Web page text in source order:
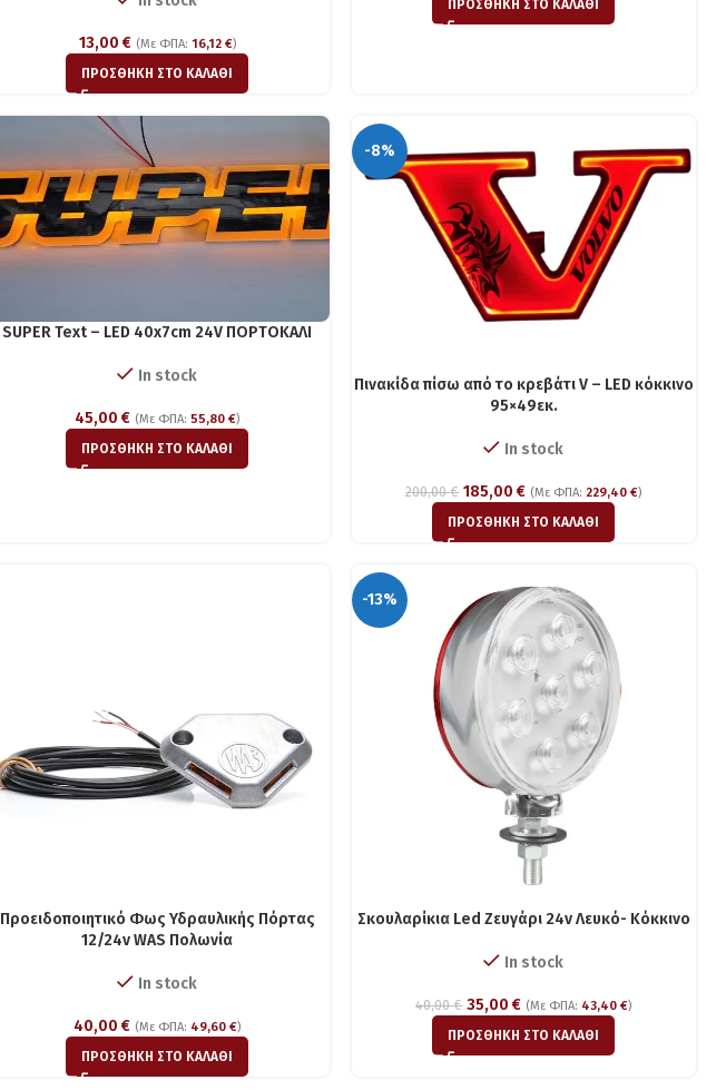
13,00 € (Με ΦΠΑ: 16,12 €)
ΠΡΟΣΘΉΚΗ ΣΤΟ ΚΑΛΆΘΙ
ΠΡΟΣΘΉΚΗ ΣΤΟ ΚΑΛΆΘΙ
SUPER Text – LED 40x7cm 24V ΠΟΡΤΟΚΑΛΙ
In stock
45,00€ (Με ΦΠΑ:55,80€)
ΠΡΟΣΘΉΚΗ ΣΤΟ ΚΑΛΆΘΙ
-8%
Πινακίδα πίσω από το κρεβάτι V – LED κόκκινο
95×49εκ.
In stock
200,00€ 185,00€ (Με ΦΠΑ: 229,40€)
ΠΡΟΣΘΉΚΗ ΣΤΟ ΚΑΛΆΘΙ
Προειδοποιητικό Φως Υδραυλικής Πόρτας
12/24v WAS Πολωνία
In stock
40,00€ (Με ΦΠΑ: 49,60€)
ΠΡΟΣΘΉΚΗ ΣΤΟ ΚΑΛΆΘΙ
-13%
Σκουλαρίκια Led Ζευγάρι 24v Λευκό- Κόκκινο
In stock
40,00€ 35,00€ (Με ΦΠΑ: 43,40€)
ΠΡΟΣΘΉΚΗ ΣΤΟ ΚΑΛΆΘΙ